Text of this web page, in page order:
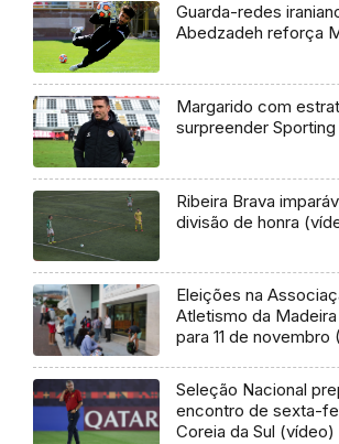
Guarda-redes
Abedzadeh reforça
Margarido com
surpreender
Ribeira Brava
divisão de honra
Eleições na
Atletismo da
para 11 de novembro
Seleção Nacional
encontro de sexta-
Coreia da Sul (vídeo)